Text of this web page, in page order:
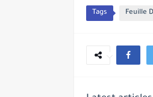
Tags Feuille